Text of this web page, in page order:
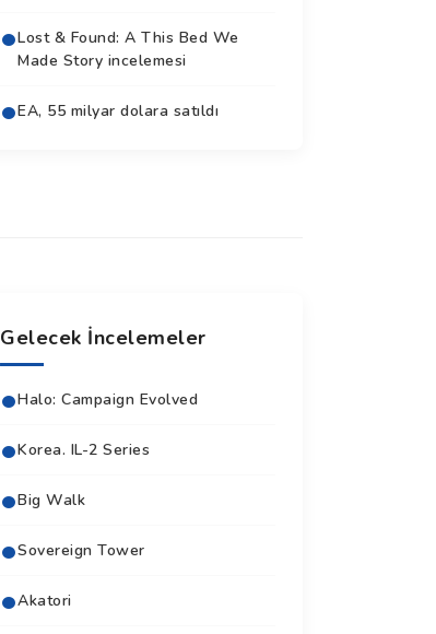
Lost & Found: A This Bed We
Made Story incelemesi
EA, 55 milyar dolara satıldı
Gelecek İncelemeler
Halo: Campaign Evolved
Korea. IL-2 Series
Big Walk
Sovereign Tower
Akatori